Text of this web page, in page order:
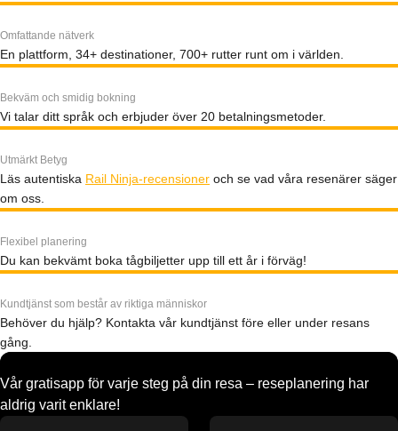
Omfattande nätverk
En plattform, 34+ destinationer, 700+ rutter runt om i världen.
Bekväm och smidig bokning
Vi talar ditt språk och erbjuder över 20 betalningsmetoder.
Utmärkt Betyg
Läs autentiska Rail Ninja-recensioner och se vad våra resenärer säger
om oss.
Flexibel planering
Du kan bekvämt boka tågbiljetter upp till ett år i förväg!
Kundtjänst som består av riktiga människor
Behöver du hjälp? Kontakta vår kundtjänst före eller under resans
gång.
Vår gratisapp för varje steg på din resa – reseplanering har
aldrig varit enklare!